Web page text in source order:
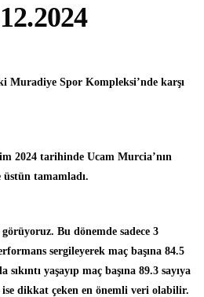
Muradiye Spor Kompleksi’nde karşı
2024 tarihinde Ucam Murcia’nın
üstün tamamladı.
Bu dönemde sadece 3
sergileyerek maç başına 84.5
yaşayıp maç başına 89.3 sayıya
ise dikkat çeken en önemli veri olabilir.